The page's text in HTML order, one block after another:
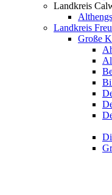
Landkreis
Landkreis
Große